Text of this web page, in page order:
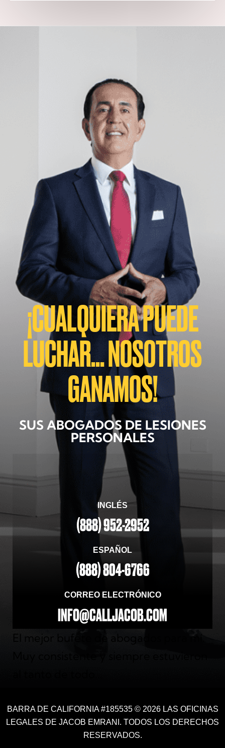
¡CUALQUIERA PUEDE
LUCHAR... NOSOTROS
GANAMOS!
SUS ABOGADOS DE LESIONES
PERSONALES
INGLÉS
(888) 952-2952
ESPAÑOL
(888) 804-6766
CORREO ELECTRÓNICO
INFO@CALLJACOB.COM
El mejor bufete de abogados para mí.
BARRA DE CALIFORNIA #185535 © 2026 LAS OFICINAS
LEGALES DE JACOB EMRANI. TODOS LOS DERECHOS
RESERVADOS.